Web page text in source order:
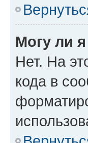
Могу ли
Нет. На
кода в